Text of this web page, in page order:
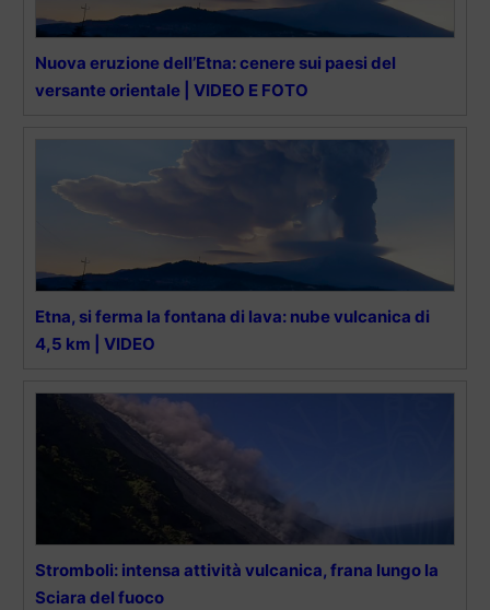
Nuova eruzione dell’Etna: cenere sui paesi del
versante orientale | VIDEO E FOTO
Etna, si ferma la fontana di lava: nube vulcanica di
4,5 km | VIDEO
Stromboli: intensa attività vulcanica, frana lungo la
Sciara del fuoco